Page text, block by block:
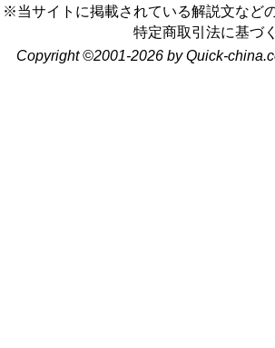
※当サイトに掲載されている解説文など
特定商取引法に基づ
Copyright ©2001-2026 by Quick-